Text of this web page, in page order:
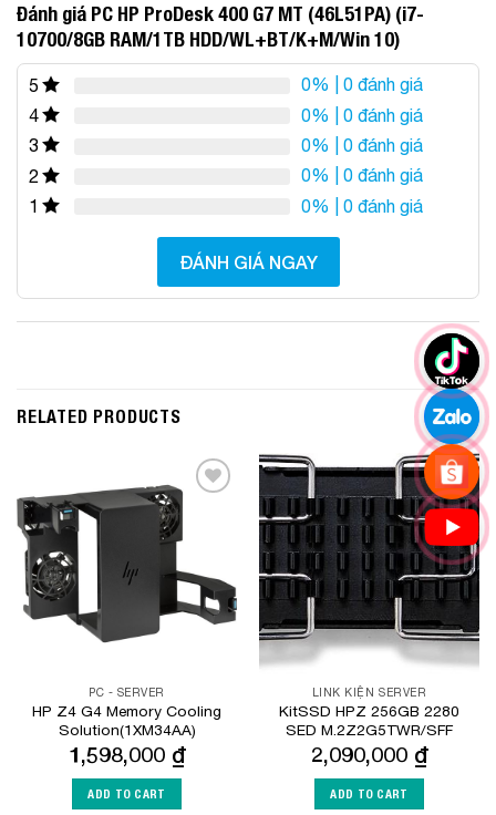
Đánh giá PC HP ProDesk 400 G7 MT (46L51PA) (i7-
10700/8GB RAM/1TB HDD/WL+BT/K+M/Win 10)
5 0% | 0 đánh giá
4
0% | 0 đánh giá
3
0% | 0 đánh giá
2
0% | 0 đánh giá
1
0% | 0 đánh giá
ĐÁNH GIÁ NGAY
RELATED PRODUCTS
Wishlist
PC - SERVER
HP Z4 G4 Memory Cooling
Solution(1XM34AA)
1,598,000 ₫
ADD TO CART
Add to
Wishlist
LINK KIỆN SERVER
KitSSD HPZ 256GB 2280
SED M.2Z2G5TWR/SFF
2,090,000 ₫
ADD TO CART